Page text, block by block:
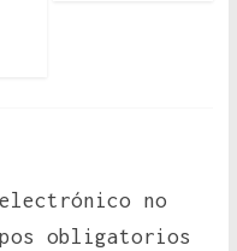
no
obligatorios